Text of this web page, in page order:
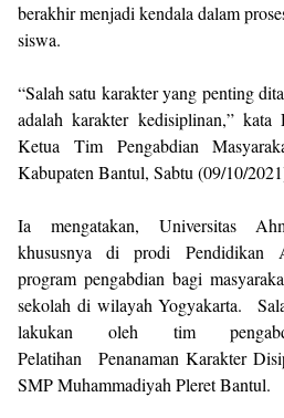
berakhir menjadi kendala dalam
siswa.
“Salah satu karakter yang penting
adalah karakter kedisiplinan,”
Ketua Tim Pengabdian
Kabupaten Bantul, Sabtu (09/10/
Ia mengatakan, Universitas
khususnya di prodi Pendidikan
program pengabdian bagi
sekolah di wilayah Yogyakarta.
lakukan oleh tim
Pelatihan
Penanaman Karakter
SMP Muhammadiyah Pleret Bantul.